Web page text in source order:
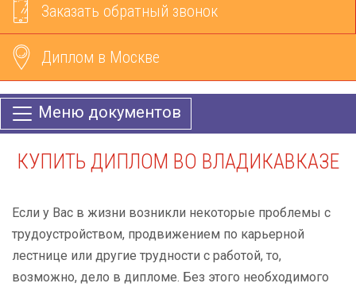
Заказать обратный звонок
Диплом в Москве
Меню документов
КУПИТЬ ДИПЛОМ ВО ВЛАДИКАВКАЗЕ
Если у Вас в жизни возникли некоторые проблемы с
трудоустройством, продвижением по карьерной
лестнице или другие трудности с работой, то,
возможно, дело в дипломе. Без этого необходимого